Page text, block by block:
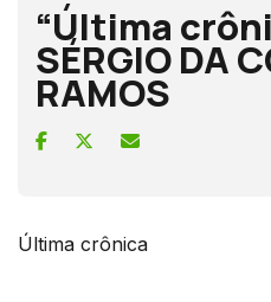
“Última
SÉRGIO DA
RAMOS
Última crônica